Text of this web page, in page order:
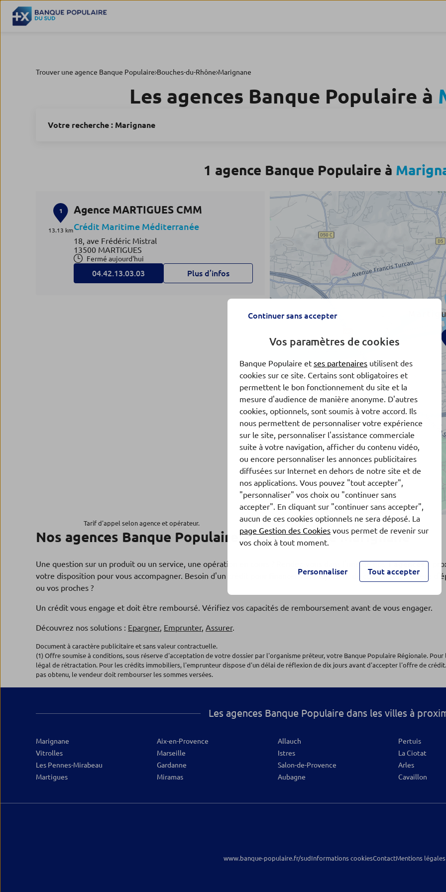
Trouver une agence Banque Populaire Bouches-du-Rhône Marignane
Les agences Banque Populaire à
Votre recherche : Marignane
1 agence Banque Populaire à
1
13.13 km
Agence MARTIGUES CMM
Crédit Maritime Méditerranée
18, ave Frédéric Mistral
13500 MARTIGUES
Fermé aujourd'hui
04.42.13.03.03 Plus d’infos
Tarif d'appel selon agence et opérateur.
Nos agences Banque Populaire à proximité de Marignane
Une question sur un produit ou un service, une opération en cours ? Rendez-vous dans l'une de nos1 agencesà
votre disposition pour vous accompagner. Besoin d'un crédit pour financer vos projets(1), de conseils en matière
ou vos proches ?
Un crédit vous engage et doit être remboursé. Vérifiez vos capacités de remboursement avant de vous engager.
Découvrez nos solutions : Epargner, Emprunter, Assurer.
Document à caractère publicitaire et sans valeur contractuelle.
(1) Offre soumise à conditions, sous réserve d'acceptation de votre dossier par l'organisme prêteur, votre Banque Populaire Régionale.
légal de rétractation. Pour les crédits immobiliers, l'emprunteur dispose d'un délai de réflexion de dix jours avant d'accepter l'offre de
pas obtenu, le vendeur doit rembourser les sommes versées.
Les agences Banque Populaire dans les villes à
Marignane
Vitrolles
Les Pennes-Mirabeau
Martigues
Aix-en-Provence
Marseille
Gardanne
Miramas
Allauch
Istres
Salon-de-Provence
Aubagne
Pertuis
La Ciotat
Arles
Cavaillon
www.banque-populaire.fr/sud Informations cookiesContactMentions légales
Continuer sans accepter
Vos paramètres de cookies
Banque Populaire et ses partenaires utilisent des
cookies sur ce site. Certains sont obligatoires et
permettent le bon fonctionnement du site et la
mesure d'audience de manière anonyme. D'autres
cookies, optionnels, sont soumis à votre accord. Ils
nous permettent de personnaliser votre expérience
sur le site, personnaliser l'assistance commerciale
suite à votre navigation, afficher du contenu vidéo,
ou encore personnaliser les annonces publicitaires
diffusées sur Internet en dehors de notre site et de
nos applications. Vous pouvez "tout accepter",
"personnaliser" vos choix ou "continuer sans
accepter". En cliquant sur "continuer sans accepter",
aucun de ces cookies optionnels ne sera déposé. La
page Gestion des Cookies vous permet de revenir sur
vos choix à tout moment.
Personnaliser Tout accepter